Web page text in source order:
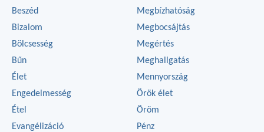
Beszéd
Bizalom
Bölcsesség
Bűn
Élet
Engedelmesség
Étel
Evangélizáció
Megbízhatóság
Megbocsájtás
Megértés
Meghallgatás
Mennyország
Örök élet
Öröm
Pénz